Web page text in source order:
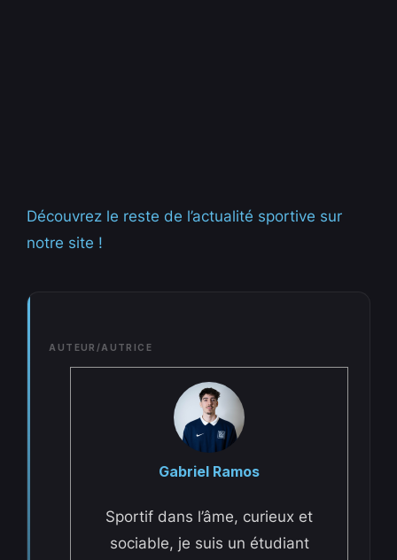
Découvrez le reste de l’actualité sportive sur
notre site !
AUTEUR/AUTRICE
Gabriel Ramos
Sportif dans l’âme, curieux et
sociable, je suis un étudiant